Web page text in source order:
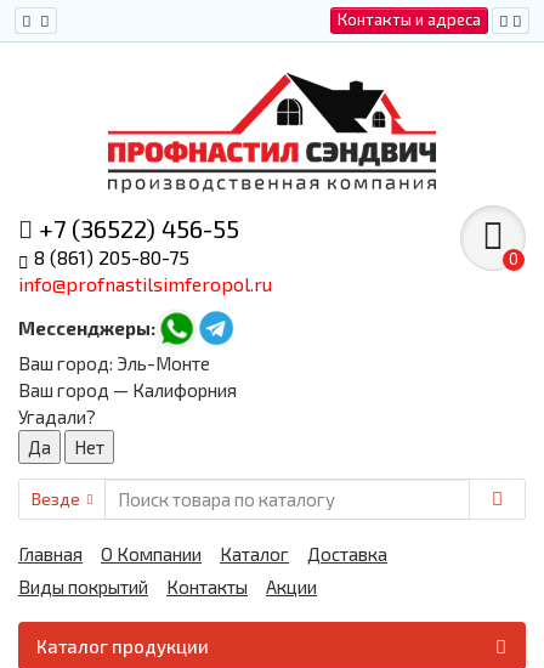
Контакты и адреса
+7 (36522) 456-55
8 (861) 205-80-75
info@profnastilsimferopol.ru
Мессенджеры:
0
Ваш город: Эль-Монте
Ваш город — Калифорния
Угадали?
Везде
Главная О Компании Каталог
Доставка
Виды покрытий
Контакты Акции
Каталог продукции